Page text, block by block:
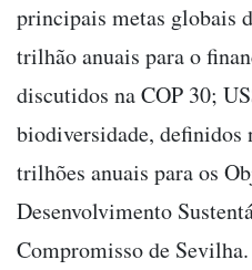
principais metas globais
trilhão anuais para o
discutidos na COP 30;
biodiversidade, definidos
trilhões anuais para os
Desenvolvimento
Compromisso de